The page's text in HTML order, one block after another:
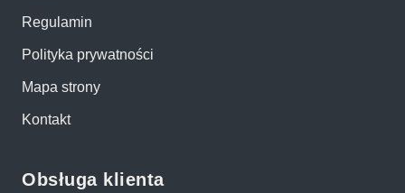
Regulamin
Polityka prywatności
Mapa strony
Kontakt
Obsługa klienta